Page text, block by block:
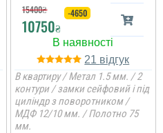
15400₴
10750₴
-4650
21
В квартиру / Метал 1.5 мм. / 2
контури / замки сейфовий і під
циліндр з поворотником /
МДФ 12/10 мм. / Полотно 75
мм.